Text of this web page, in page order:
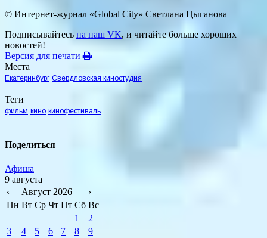
© Интернет-журнал «Global City» Светлана Цыганова
Подписывайтесь на наш VK, и читайте больше хороших
новостей!
Версия для печати
Места
Екатеринбург Свердловская киностудия
Теги
фильм кино кинофестиваль
Поделиться
Афиша
9 августа
‹
Август 2026
›
Пн Вт Ср Чт Пт Сб Вс
1
2
3
4 5 6 7 8
9